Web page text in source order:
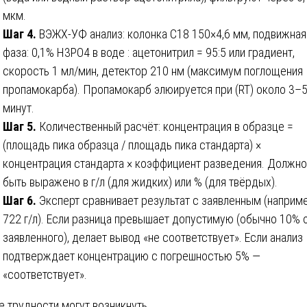
мкм.
Шаг 4. ВЭЖХ-УФ анализ: колонка C18 150×4,6 мм, подвижная
фаза: 0,1% H3PO4 в воде : ацетонитрил = 95:5 или градиент,
скорость 1 мл/мин, детектор 210 нм (максимум поглощения
пропамокарба). Пропамокарб элюируется при (RT) около 3–5
минут.
Шаг 5. Количественный расчёт: концентрация в образце =
(площадь пика образца / площадь пика стандарта) ×
концентрация стандарта × коэффициент разведения. Должно
быть выражено в г/л (для жидких) или % (для твёрдых).
Шаг 6. Эксперт сравнивает результат с заявленным
722 г/л). Если разница превышает допустимую (обычно 10%
заявленного), делает вывод «не соответствует». Если анализ
подтверждает концентрацию с погрешностью 5% —
«соответствует».